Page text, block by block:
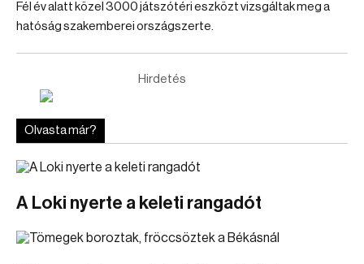
Fél év alatt közel 3000 játszótéri eszközt vizsgáltak meg a
hatóság szakemberei országszerte.
Hirdetés
Olvasta már?
A Loki nyerte a keleti rangadót